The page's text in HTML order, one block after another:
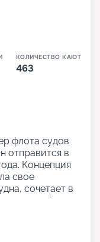
КОЛИЧЕСТВО КАЮТ
463
флота судов
отправится в
Концепция
свое
сочетает в
атмосферу
позволят